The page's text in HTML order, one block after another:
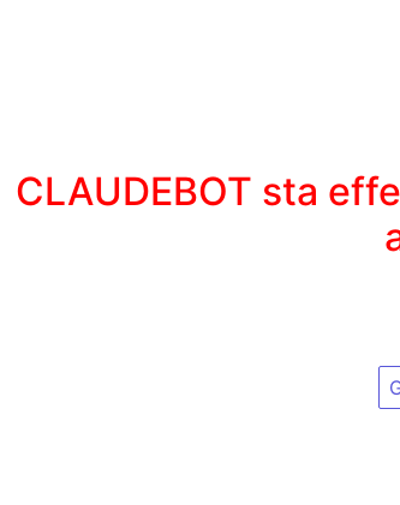
CLAUDEBOT sta